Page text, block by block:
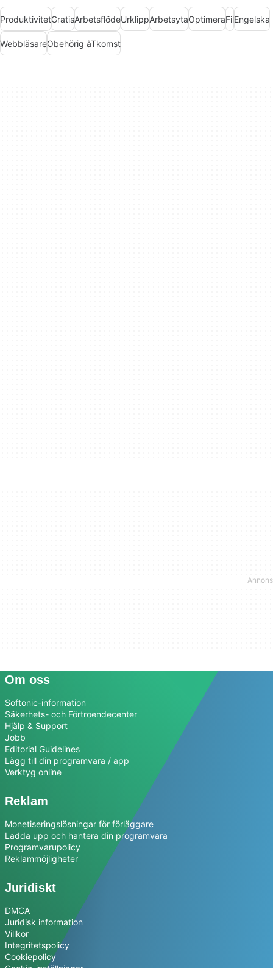
ProduktivitetGratisArbetsflödeUrklippArbetsytaOptimeraFilEngelska
WebbläsareObehörig åTkomst
Om oss
Softonic-information
Säkerhets- och Förtroendecenter
Hjälp & Support
Jobb
Editorial Guidelines
Lägg till din programvara / app
Verktyg online
Reklam
Monetiseringslösningar för förläggare
Ladda upp och hantera din programvara
Programvarupolicy
Reklammöjligheter
Juridiskt
DMCA
Juridisk information
Villkor
Integritetspolicy
Cookiepolicy